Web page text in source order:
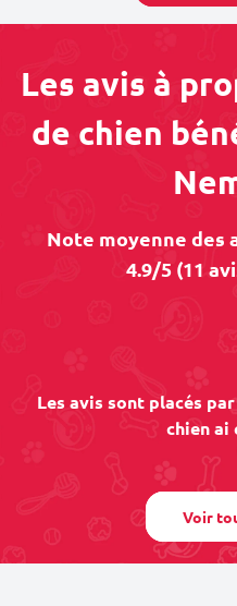
Les avis à
de chien
Note moyenne des
4.9/5 (11
Les avis sont placés
chien ai
Voir